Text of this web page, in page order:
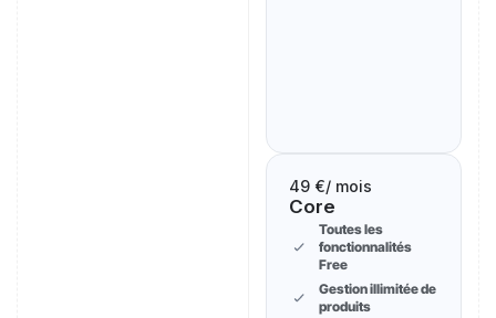
49 €/ mois
Core
Toutes les
fonctionnalités
Free
Gestion illimitée de
produits